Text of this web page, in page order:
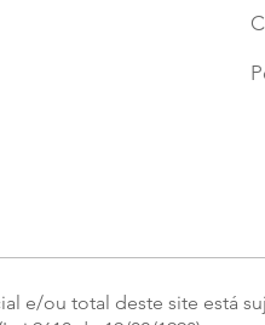
e/ou total deste site está